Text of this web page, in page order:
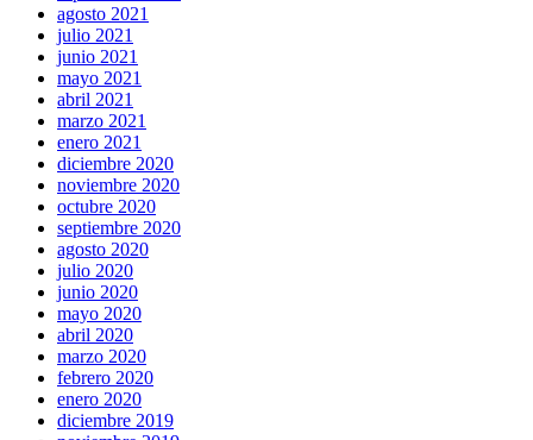
agosto 2021
julio 2021
junio 2021
mayo 2021
abril 2021
marzo 2021
enero 2021
diciembre 2020
noviembre 2020
octubre 2020
septiembre 2020
agosto 2020
julio 2020
junio 2020
mayo 2020
abril 2020
marzo 2020
febrero 2020
enero 2020
diciembre 2019